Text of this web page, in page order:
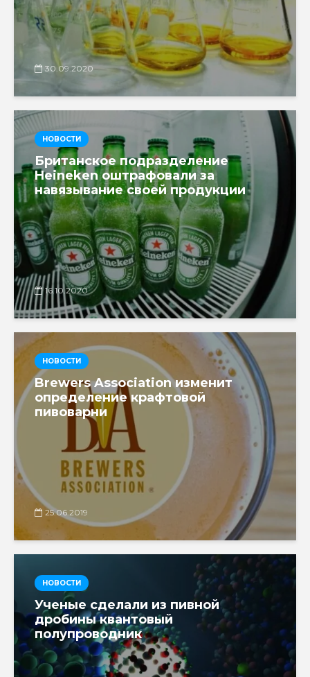
30.09.2020
НОВОСТИ
Британское подразделение
Heineken оштрафовали за
навязывание своей продукции
16.10.2020
НОВОСТИ
Brewers Association изменит
определение крафтовой
пивоварни
25.06.2019
НОВОСТИ
Ученые сделали из пивной
дробины квантовый
полупроводник